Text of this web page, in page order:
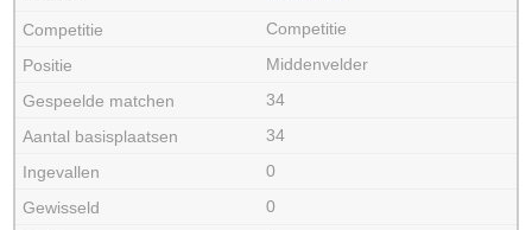
Competitie
Middenvelder
34
34
0
0